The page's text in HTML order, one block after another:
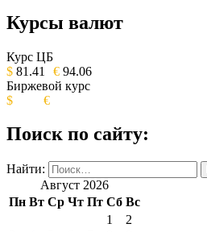
ОБЩЕСТВЕННО-
ИЗДАНИЕ
Курсы валют
Курс ЦБ
$ 81.41 € 94.06
Биржевой курс
$
€
Поиск по сайту:
Найти:
Август 2026
Пн Вт Ср Чт Пт Сб Вс
1
2